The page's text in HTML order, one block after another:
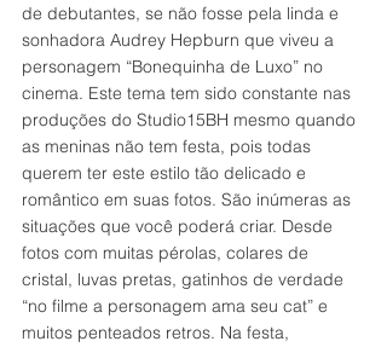
de debutantes, se não fosse pela linda e
sonhadora Audrey Hepburn que viveu a
personagem “Bonequinha de Luxo” no
cinema. Este tema tem sido constante nas
produções do Studio15BH mesmo quando
as meninas não tem festa, pois todas
querem ter este estilo tão delicado e
romântico em suas fotos. São inúmeras as
situações que você poderá criar. Desde
fotos com muitas pérolas, colares de
cristal, luvas pretas, gatinhos de verdade
“no filme a personagem ama seu cat” e
muitos penteados retros. Na festa,